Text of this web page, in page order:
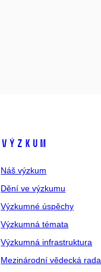
Výzkum
Náš výzkum
Dění ve výzkumu
Výzkumné úspěchy
Výzkumná témata
Výzkumná infrastruktura
Mezinárodní vědecká rada